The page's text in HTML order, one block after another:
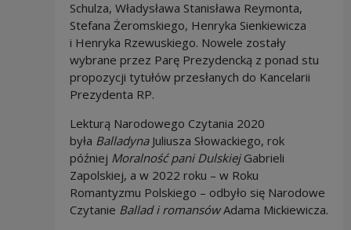
Schulza, Władysława Stanisława Reymonta,
Stefana Żeromskiego, Henryka Sienkiewicza
i Henryka Rzewuskiego. Nowele zostały
wybrane przez Parę Prezydencką z ponad stu
propozycji tytułów przesłanych do Kancelarii
Prezydenta RP.
Lekturą Narodowego Czytania 2020
była BalladynaJuliusza Słowackiego, rok
później Moralność pani DulskiejGabrieli
Zapolskiej, a w 2022 roku – w Roku
Romantyzmu Polskiego – odbyło się Narodowe
Czytanie Ballad i romansówAdama Mickiewicza.